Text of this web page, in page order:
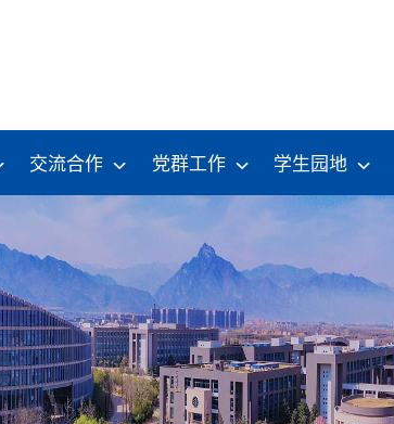
交流合作 党群工作 学生园地